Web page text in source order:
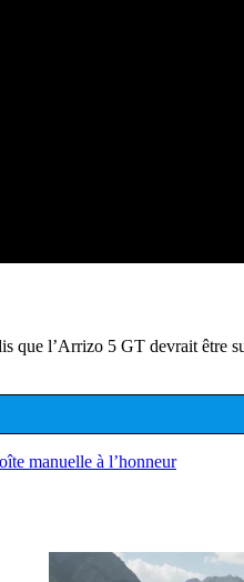
l’Arrizo 5 GT devrait être
manuelle à l’honneur